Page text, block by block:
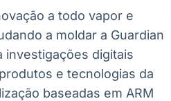
a todo vapor e
a moldar a Guardian
investigações digitais
e tecnologias da
baseadas em ARM